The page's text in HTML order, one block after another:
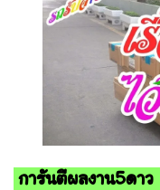
การันตีผลงาน5ดาว